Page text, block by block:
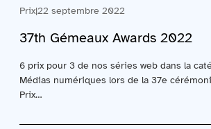
Prix|22 septembre 2022
37th Gémeaux Awards 2022
6 prix pour 3 de nos séries web dans la
Médias numériques lors de la 37e
Prix…